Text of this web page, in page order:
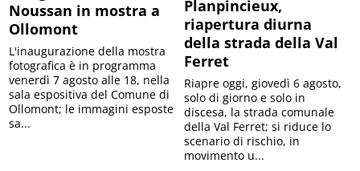
Noussan in mostra a
Ollomont
L'inaugurazione della mostra
fotografica è in programma
venerdì 7 agosto alle 18, nella
sala espositiva del Comune di
Ollomont; le immagini esposte
sa...
Planpincieux,
riapertura diurna
della strada della Val
Ferret
Riapre oggi, giovedì 6 agosto,
solo di giorno e solo in
discesa, la strada comunale
della Val Ferret; si riduce lo
scenario di rischio, in
movimento u...